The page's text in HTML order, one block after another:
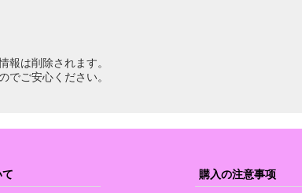
報は削除されます。
でご安心ください。
購入の注意事项